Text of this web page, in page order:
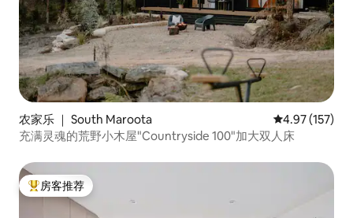
农家乐 ｜ South Maroota 平均评分 4.97
4.97 (157)
充满灵魂的荒野小木屋"Countryside 100"加大双人床
热门「房客推荐」
房客推荐